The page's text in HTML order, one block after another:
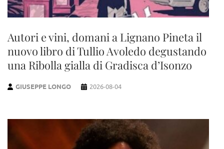
Autori e vini, domani a Lignano Pineta il
nuovo libro di Tullio Avoledo degustando
una Ribolla gialla di Gradisca d’Isonzo
GIUSEPPE LONGO 2026-08-04